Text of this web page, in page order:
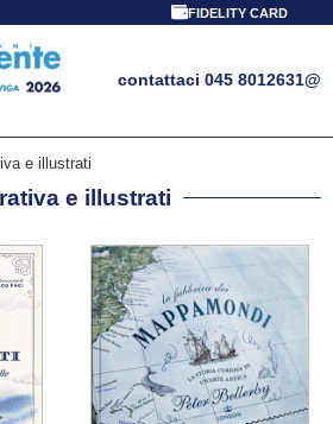
FIDELITY CARD
contattaci 045 8012631@
e illustrati
e illustrati